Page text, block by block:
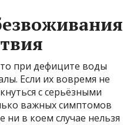
при дефиците воды
Если их вовремя не
с серьёзными
важных симптомов
в коем случае нельзя